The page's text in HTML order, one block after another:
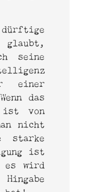
seine
einer
das
ist von
nicht
starke
ist
es wird